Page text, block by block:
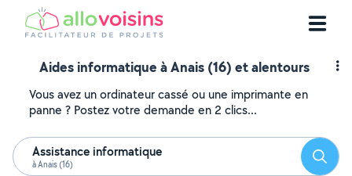
Aides informatique à Anais (16) et alentours
Vous avez un ordinateur cassé ou une imprimante en
panne ? Postez votre demande en 2 clics...
Assistance informatique
à Anais (16)